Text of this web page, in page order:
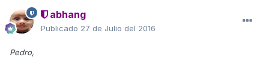
abhang
Publicado 27 de Julio del 2016
Pedro,